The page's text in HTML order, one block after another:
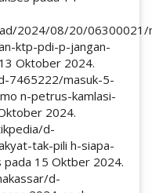
2024/08/20/06300021/
ktp-pdi-p-jangan-
Oktober 2024.
7465222/masuk-5-
n-petrus-kamlasi-
2024.
d-
tak-pili h-siapa-
pada 15 Oktber 2024.
d-